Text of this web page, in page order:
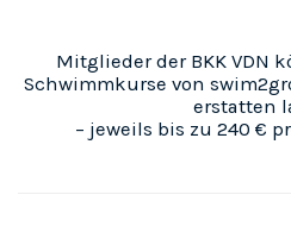
Mitglieder der BKK VDN
Schwimmkurse von
erstatten
– jeweils bis zu 240 €